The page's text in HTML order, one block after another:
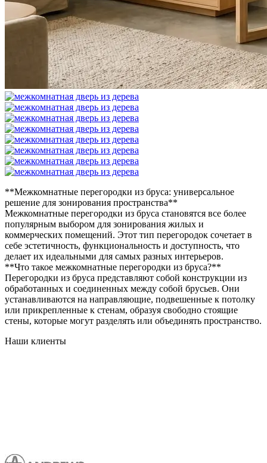
**Межкомнатные перегородки из бруса: универсальное
решение для зонирования пространства**
Межкомнатные перегородки из бруса становятся все более
популярным выбором для зонирования жилых и
коммерческих помещений. Этот тип перегородок сочетает в
себе эстетичность, функциональность и доступность, что
делает их идеальными для самых разных интерьеров.
**Что такое межкомнатные перегородки из бруса?**
Перегородки из бруса представляют собой конструкции из
обработанных и соединенных между собой брусьев. Они
устанавливаются на направляющие, подвешенные к потолку
или прикрепленные к стенам, образуя свободно стоящие
стены, которые могут разделять или объединять пространство.
Наши клиенты